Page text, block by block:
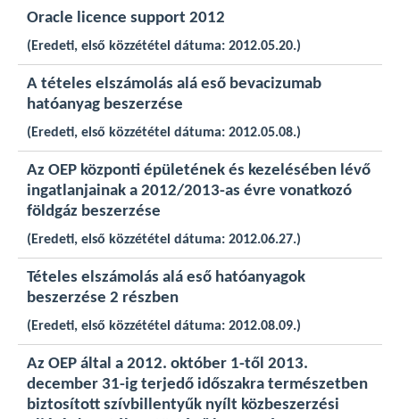
Oracle licence support 2012
(Eredeti, első közzététel dátuma: 2012.05.20.)
A tételes elszámolás alá eső bevacizumab
hatóanyag beszerzése
(Eredeti, első közzététel dátuma: 2012.05.08.)
Az OEP központi épületének és kezelésében lévő
ingatlanjainak a 2012/2013-as évre vonatkozó
földgáz beszerzése
(Eredeti, első közzététel dátuma: 2012.06.27.)
Tételes elszámolás alá eső hatóanyagok
beszerzése 2 részben
(Eredeti, első közzététel dátuma: 2012.08.09.)
Az OEP által a 2012. október 1-től 2013.
december 31-ig terjedő időszakra természetben
biztosított szívbillentyűk nyílt közbeszerzési